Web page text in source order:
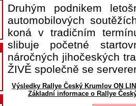
Druhým podnikem
automobilových
koná v tradičním
slibuje početné
náročných jihočeských
ŽIVĚ společně se
Výsledky Rallye Český Krumlov ON
Základní informace o Rallye